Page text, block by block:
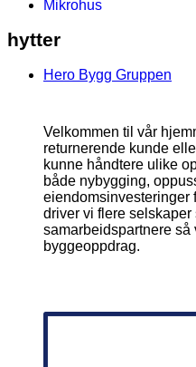
Mikrohus
hytter
Hero Bygg Gruppen
Velkommen til vår
returnerende kunde
kunne håndtere ulike
både nybygging,
eiendomsinvesteringer
driver vi flere
samarbeidspartnere
byggeoppdrag.